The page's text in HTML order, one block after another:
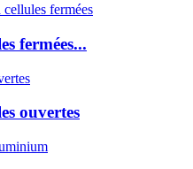
fermées...
ouvertes